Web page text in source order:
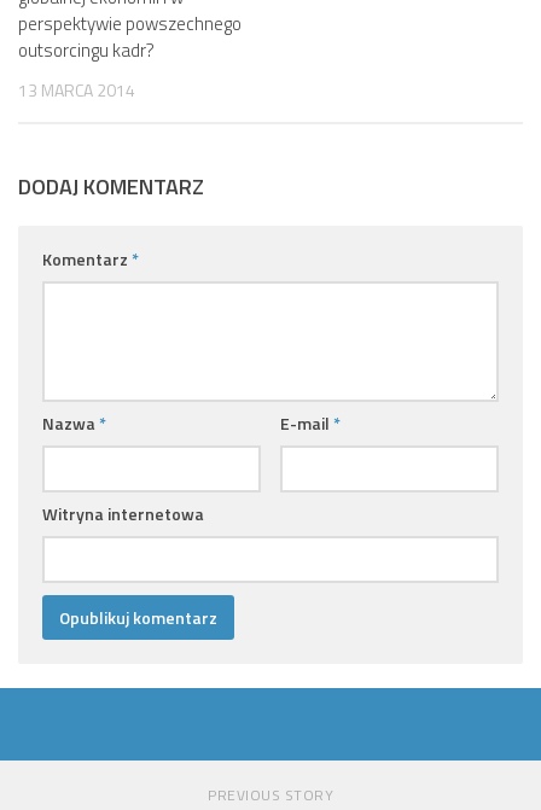
perspektywie powszechnego
outsorcingu kadr?
13 MARCA 2014
DODAJ KOMENTARZ
Komentarz *
Nazwa * E-mail *
Witryna internetowa
PREVIOUS STORY